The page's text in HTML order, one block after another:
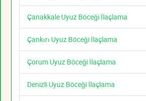
Çanakkale Uyuz Böceği İlaçlama
Çankırı Uyuz Böceği İlaçlama
Çorum Uyuz Böceği İlaçlama
Denizli Uyuz Böceği İlaçlama